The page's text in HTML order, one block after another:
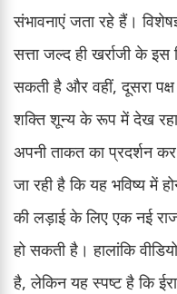
संभावनाएं जता रहे हैं।
सत्ता जल्द ही खर्राजी के
सकती है और वहीं, दूसरा
शक्ति शून्य के रूप में देख
अपनी ताकत का प्रदर्शन
जा रही है कि यह भविष्य में
की लड़ाई के लिए एक नई
हो सकती है। हालांकि
है, लेकिन यह स्पष्ट है कि